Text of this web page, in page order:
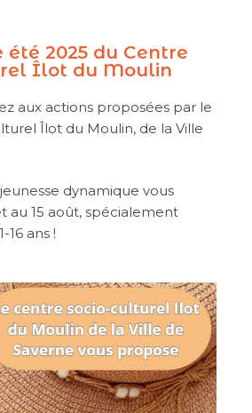
été 2025 du Centre
Îlot du Moulin
aux actions proposées par le
Îlot du Moulin, de la Ville
dynamique vous
au 15 août, spécialement
16 ans !